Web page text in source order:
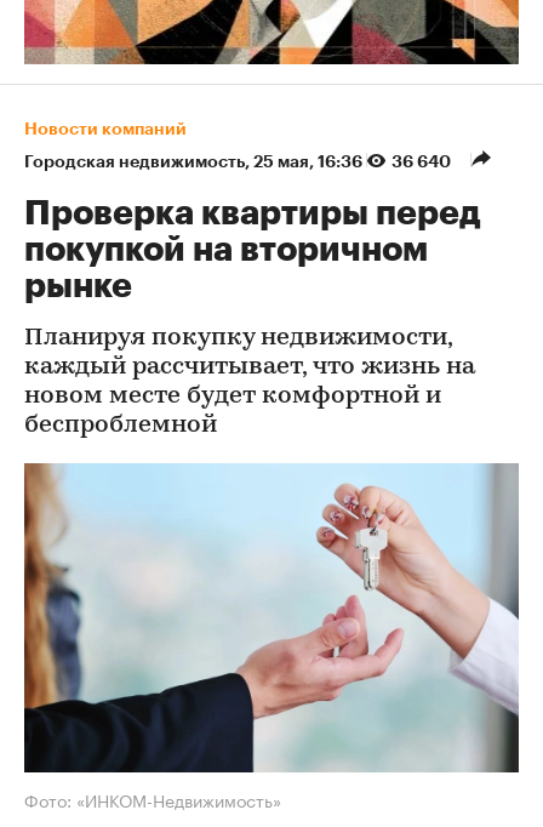
Новости компаний
Городская недвижимость⁠, 25 мая, 16:36 36 640
Проверка квартиры перед
покупкой на вторичном
рынке
Планируя покупку недвижимости,
каждый рассчитывает, что жизнь на
новом месте будет комфортной и
беспроблемной
Фото: «ИНКОМ-Недвижимость»